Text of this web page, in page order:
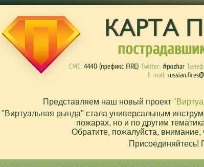
Представляем наш новый проект
"Виртуальная рында" стала универсальным
пожарах, но и по другим
Обратите, пожалуйста,